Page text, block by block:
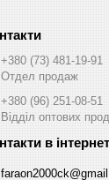
+380 (73) 481-19-91
Отдел продаж
+380 (96) 251-08-51
Відділ оптових